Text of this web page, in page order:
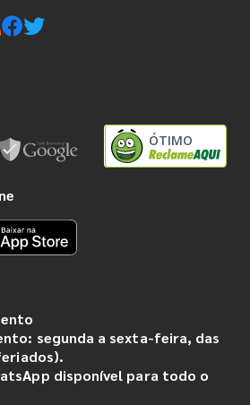
ÓTIMO
segunda a sexta-feira, das
disponível para todo o